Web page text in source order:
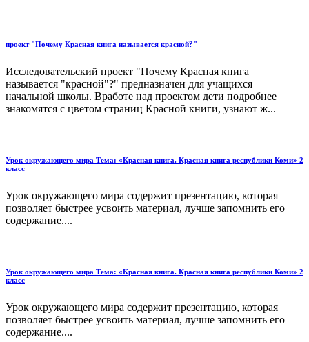
проект "Почему Красная книга называется красной?"
Исследовательский проект "Почему Красная книга
называется "красной"?" предназначен для учащихся
начальной школы. Вработе над проектом дети подробнее
знакомятся с цветом страниц Красной книги, узнают ж...
Урок окружающего мира Тема: «Красная книга. Красная книга республики Коми» 2
класс
Урок окружающего мира содержит презентацию, которая
позволяет быстрее усвоить материал, лучше запомнить его
содержание....
Урок окружающего мира Тема: «Красная книга. Красная книга республики Коми» 2
класс
Урок окружающего мира содержит презентацию, которая
позволяет быстрее усвоить материал, лучше запомнить его
содержание....